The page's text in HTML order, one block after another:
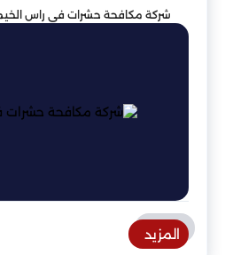
شركة مكافحة حشرات في راس
المزيد